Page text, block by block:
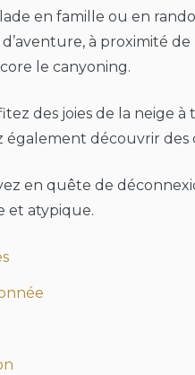
en famille ou en
d’aventure, à proximité
le canyoning.
des joies de la neige
découvrir des
en quête de
et atypique.